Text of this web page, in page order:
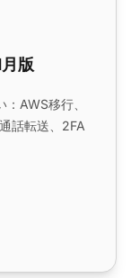
版
AWS移行、
話転送、2FA